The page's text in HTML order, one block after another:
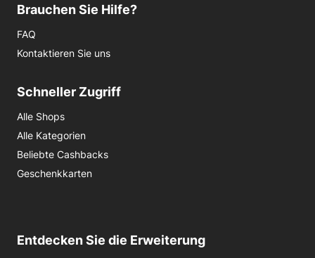
Brauchen Sie Hilfe?
FAQ
Kontaktieren Sie uns
Schneller Zugriff
Alle Shops
Alle Kategorien
Beliebte Cashbacks
Geschenkkarten
Entdecken Sie die Erweiterung